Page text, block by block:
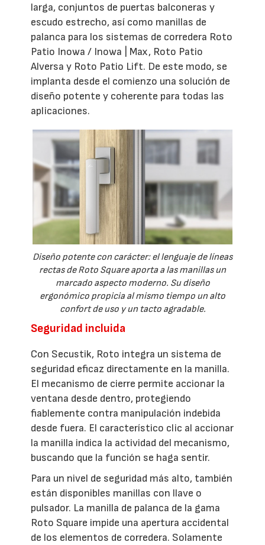
larga, conjuntos de puertas balconeras y
escudo estrecho, así como manillas de
palanca para los sistemas de corredera Roto
Patio Inowa / Inowa | Max, Roto Patio
Alversa y Roto Patio Lift. De este modo, se
implanta desde el comienzo una solución de
diseño potente y coherente para todas las
aplicaciones.
Diseño potente con carácter: el lenguaje de líneas
rectas de Roto Square aporta a las manillas un
marcado aspecto moderno. Su diseño
ergonómico propicia al mismo tiempo un alto
confort de uso y un tacto agradable.
Seguridad incluida
Con Secustik, Roto integra un sistema de
seguridad eficaz directamente en la manilla.
El mecanismo de cierre permite accionar la
ventana desde dentro, protegiendo
fiablemente contra manipulación indebida
desde fuera. El característico clic al accionar
la manilla indica la actividad del mecanismo,
buscando que la función se haga sentir.
Para un nivel de seguridad más alto, también
están disponibles manillas con llave o
pulsador. La manilla de palanca de la gama
Roto Square impide una apertura accidental
de los elementos de corredera. Solamente